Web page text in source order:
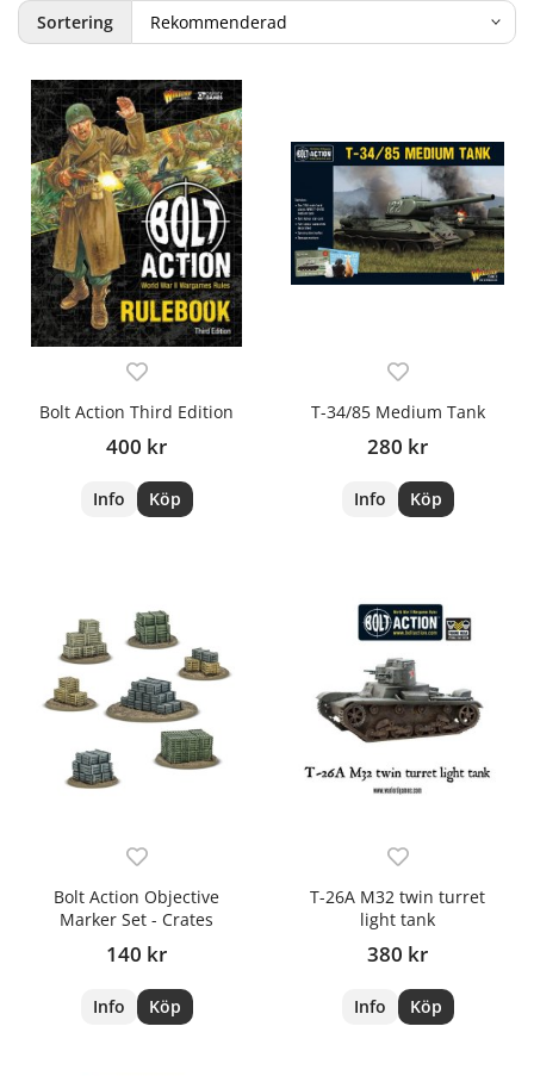
Sortering
Bolt Action Third Edition
400 kr
Info Köp
T-34/85 Medium Tank
280 kr
Info Köp
Bolt Action Objective
Marker Set - Crates
140 kr
Info Köp
T-26A M32 twin turret
light tank
380 kr
Info Köp